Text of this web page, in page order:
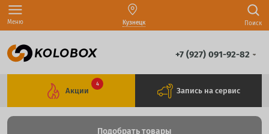
Меню Кузнецк Поиск
+7 (927) 091-92-82
Акции
4
Запись на сервис
Подобрать товары